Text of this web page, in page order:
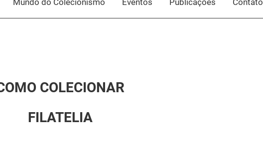
Mundo do Colecionismo Eventos Publicações Contato
COLECIONAR
FILATELIA